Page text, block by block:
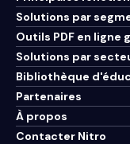
Solutions par
Outils PDF en ligne
Solutions par
Bibliothèque
Partenaires
À propos
Contacter Nitro